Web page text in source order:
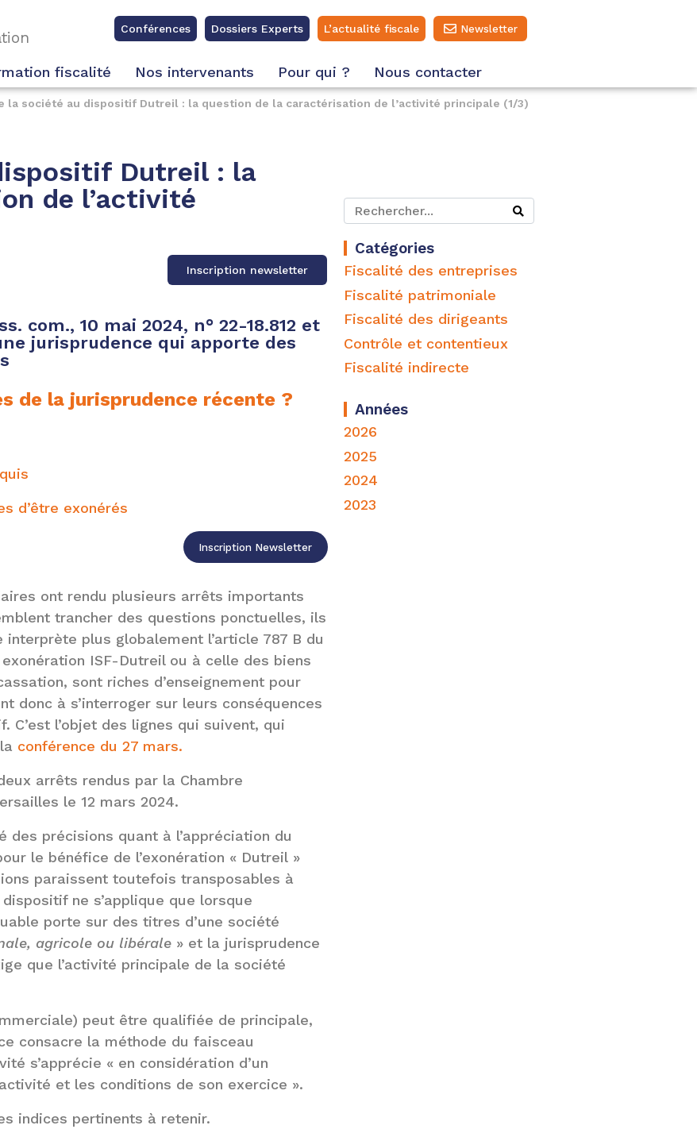
Conférences Dossiers Experts L’actualité fiscale Newsletter
fiscalité Nos intervenants Pour qui ? Nous contacter
la société au dispositif Dutreil : la question de la caractérisation de l’activité principale (1/3)
Dutreil : la
de l’activité
Inscription newsletter
com., 10 mai 2024, n° 22-18.812 et
jurisprudence qui apporte des
de la jurisprudence récente ?
d’être exonérés
Inscription Newsletter
ont rendu plusieurs arrêts importants
trancher des questions ponctuelles, ils
plus globalement l’article 787 B du
ISF-Dutreil ou à celle des biens
sont riches d’enseignement pour
donc à s’interroger sur leurs conséquences
l’objet des lignes qui suivent, qui
conférence du 27 mars.
arrêts rendus par la Chambre
le 12 mars 2024.
précisions quant à l’appréciation du
le bénéfice de l’exonération « Dutreil »
paraissent toutefois transposables à
ne s’applique que lorsque
porte sur des titres d’une société
agricole ou libérale » et la jurisprudence
que l’activité principale de la société
peut être qualifiée de principale,
consacre la méthode du faisceau
s’apprécie « en considération d’un
et les conditions de son exercice ».
indices pertinents à retenir.
Catégories
Fiscalité des entreprises
Fiscalité patrimoniale
Fiscalité des dirigeants
Contrôle et contentieux
Fiscalité indirecte
Années
2026
2025
2024
2023